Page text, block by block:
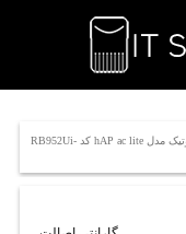
/ اکسس پوینت میکروتیک مدل hAP ac lite کد RB952Ui-